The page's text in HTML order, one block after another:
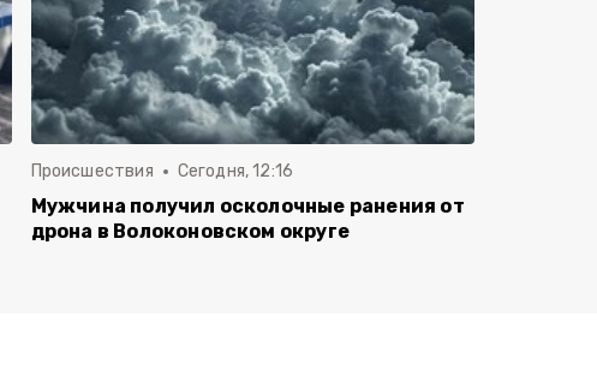
Происшествия Сегодня, 12:16
Мужчина получил осколочные ранения от
дрона в Волоконовском округе